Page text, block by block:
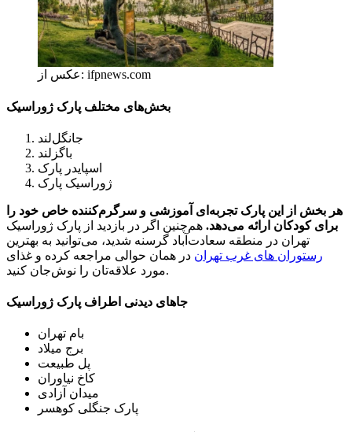
عکس از: ifpnews.com
بخش‌های مختلف پارک ژوراسیک
جانگل‌لند
باگزلند
اسپایدر پارک
ژوراسیک پارک
هر بخش از این پارک تجربه‌ای آموزشی و سرگرم‌کننده خاص خود را
برای کودکان ارائه می‌دهد. هم‌چنین اگر در بازدید از پارک ژوراسیک
تهران در منطقه سعادت‌آباد گرسنه شدید، می‌توانید به بهترین
رستوران های غرب تهران در همان حوالی مراجعه کرده و غذای
مورد علاقه‌تان را نوش‌جان کنید.
جاهای دیدنی اطراف پارک ژوراسیک
بام تهران
برج میلاد
پل طبیعت
کاخ نیاوران
میدان آزادی
پارک جنگلی کوهسر